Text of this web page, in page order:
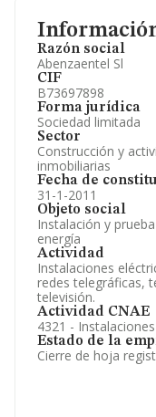
Razón social
Abenzaentel Sl
CIF
B73697898
Forma jurídica
Sociedad limitada
Sector
Construcción y
inmobiliarias
Fecha de
31-1-2011
Objeto social
Instalación y
energía
Actividad
Instalaciones
redes telegráficas,
televisión.
Actividad CNAE
4321 -
Estado de la
Cierre de hoja